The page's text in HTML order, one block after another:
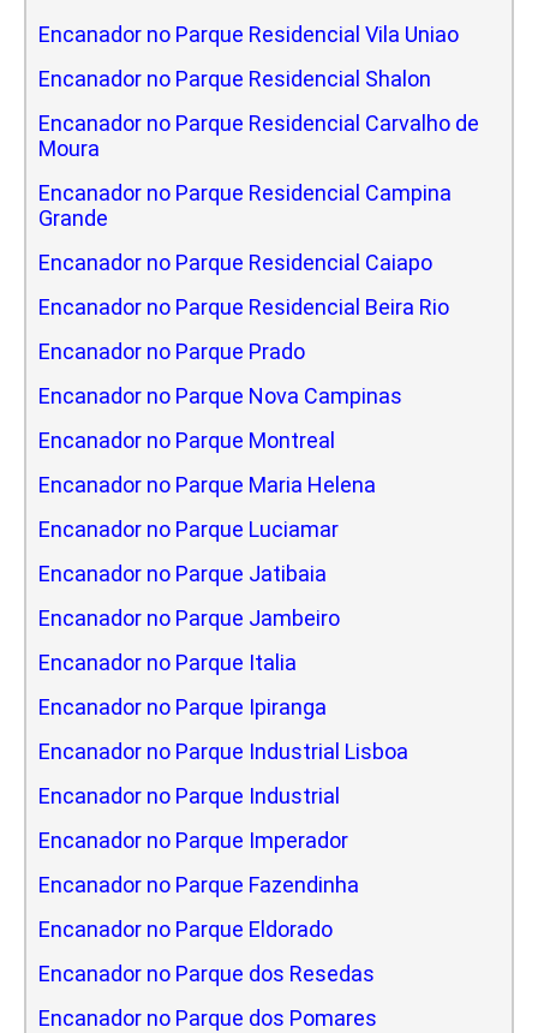
Encanador no Parque Residencial Vila Uniao
Encanador no Parque Residencial Shalon
Encanador no Parque Residencial Carvalho de
Moura
Encanador no Parque Residencial Campina
Grande
Encanador no Parque Residencial Caiapo
Encanador no Parque Residencial Beira Rio
Encanador no Parque Prado
Encanador no Parque Nova Campinas
Encanador no Parque Montreal
Encanador no Parque Maria Helena
Encanador no Parque Luciamar
Encanador no Parque Jatibaia
Encanador no Parque Jambeiro
Encanador no Parque Italia
Encanador no Parque Ipiranga
Encanador no Parque Industrial Lisboa
Encanador no Parque Industrial
Encanador no Parque Imperador
Encanador no Parque Fazendinha
Encanador no Parque Eldorado
Encanador no Parque dos Resedas
Encanador no Parque dos Pomares